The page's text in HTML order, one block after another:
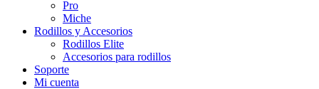
Pro
Miche
Rodillos y Accesorios
Rodillos Elite
Accesorios para rodillos
Soporte
Mi cuenta